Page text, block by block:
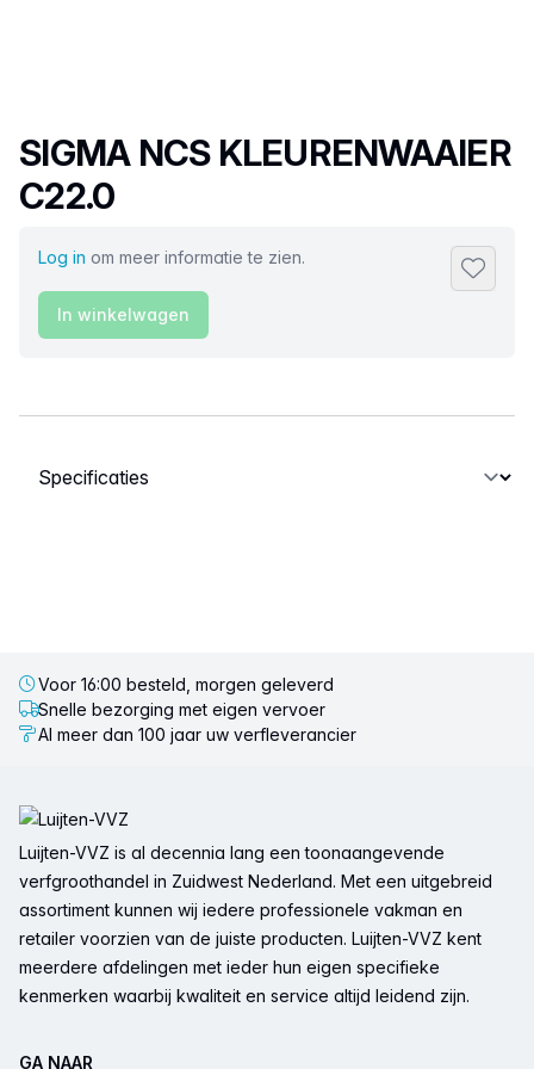
Productnaam
SIGMA NCS KLEURENWAAIER
C22.0
Log in om meer informatie te zien.
In winkelwagen
Selecteer een tabblad
Voor 16:00 besteld, morgen geleverd
Snelle bezorging met eigen vervoer
Al meer dan 100 jaar uw verfleverancier
Luijten-VVZ is al decennia lang een toonaangevende
verfgroothandel in Zuidwest Nederland. Met een uitgebreid
assortiment kunnen wij iedere professionele vakman en
retailer voorzien van de juiste producten. Luijten-VVZ kent
meerdere afdelingen met ieder hun eigen specifieke
kenmerken waarbij kwaliteit en service altijd leidend zijn.
GA NAAR